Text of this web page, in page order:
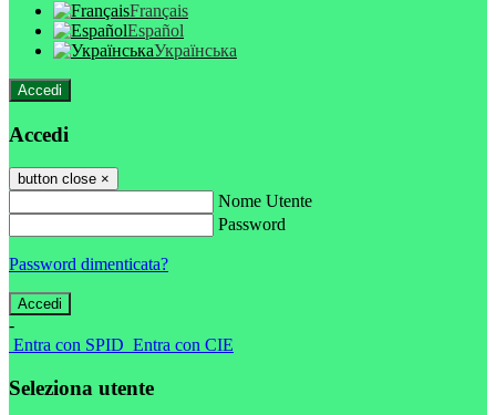
Français
Español
Українська
Accedi
Accedi
button close ×
Nome Utente
Password
Password dimenticata?
-
Entra con SPID Entra con CIE
Seleziona utente